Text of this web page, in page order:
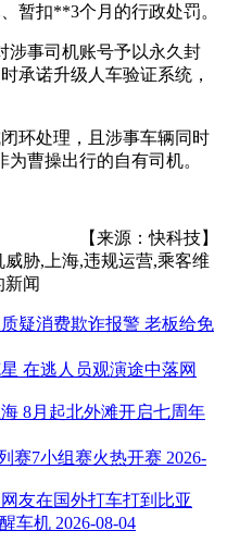
暂扣**3个月的行政处罚。
涉事司机账号予以永久封
承诺升级人车验证系统，
环处理，且涉事车辆同时
曹操出行的自有司机。
【来源：快科技】
胁,上海,违规运营,乘客维
新闻
疑消费欺诈报警 老板给免
在逃人员观演途中落网
8月起北外滩开启七周年
赛7小组赛火热开赛 2026-
友在国外打车打到比亚
车机 2026-08-04